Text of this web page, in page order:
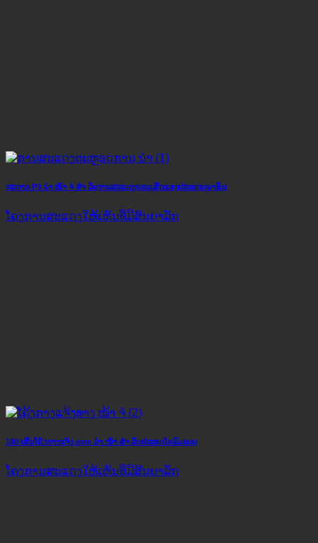
ກະດານ P3 ນຳ ໜ້າ ຈໍ ສຳ ລັບງານສະແດງຄອນເສີດຂອງປະເທດບຣາຊິນ
ໂຄງ​ການ​ສະ​ແດງ​ໃຫ້​ເຫັນ​ທີ່​ມີ​ສັນ​ຍາ​ລັກ​
180 ເສັ້ນໂຄ້ງກາງແຈ້ງ sqm ນຳ ໜ້າ ສຳ ລັບປະເທດໂຄລົມເບຍ
ໂຄງ​ການ​ສະ​ແດງ​ໃຫ້​ເຫັນ​ທີ່​ມີ​ສັນ​ຍາ​ລັກ​